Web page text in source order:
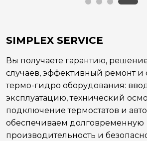
SIMPLEX SERVICE
Вы получаете гарантию,
случаев, эффективный ремонт и
термо-гидро оборудования:
эксплуатацию, технический
подключение термостатов и
обеспечиваем долговременную
производительность и